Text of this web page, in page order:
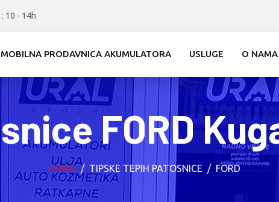
10 - 14h
MOBILNA PRODAVNICA AKUMULATORA USLUGE O NAMA
FORD
HOME TIPSKE TEPIH PATOSNICE FORD